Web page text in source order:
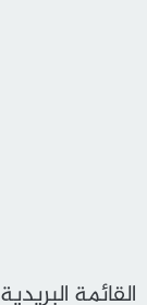
القائمة البريدية